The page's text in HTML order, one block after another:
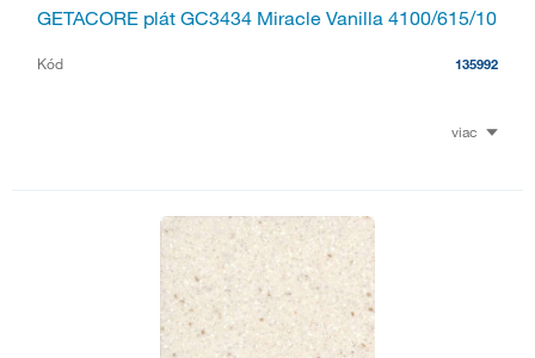
GETACORE plát GC3434 Miracle Vanilla 4100/615/10
Kód 135992
viac